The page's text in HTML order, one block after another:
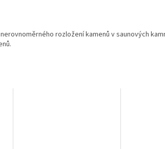
rozložení kamenů v saunových